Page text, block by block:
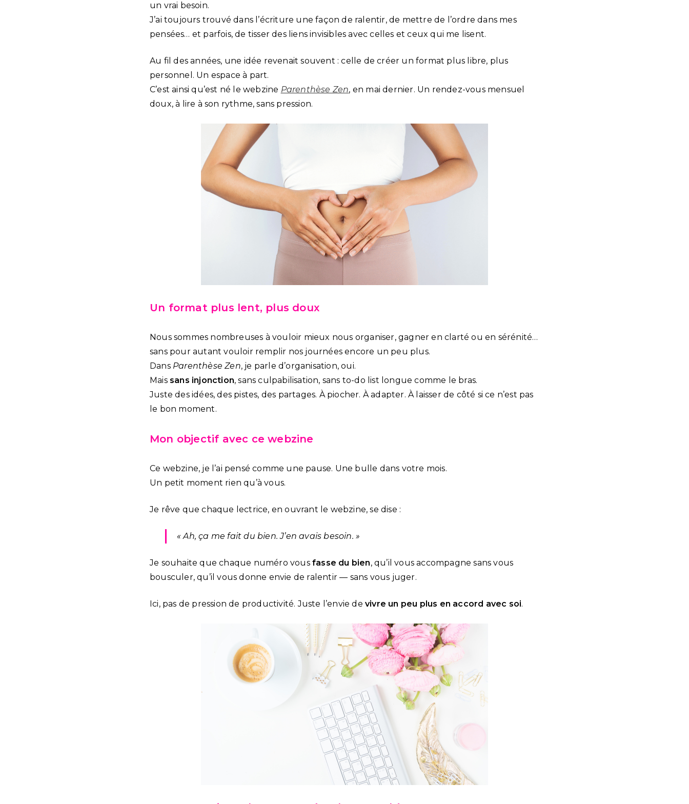
un vrai besoin.
J’ai toujours trouvé dans l’écriture une façon de ralentir, de mettre de l’ordre dans mes
pensées… et parfois, de tisser des liens invisibles avec celles et ceux qui me lisent.
Au fil des années, une idée revenait souvent : celle de créer un format plus libre, plus
personnel. Un espace à part.
C’est ainsi qu’est né le webzine Parenthèse Zen, en mai dernier. Un rendez-vous mensuel
doux, à lire à son rythme, sans pression.
Un format plus lent, plus doux
Nous sommes nombreuses à vouloir mieux nous organiser, gagner en clarté ou en sérénité…
sans pour autant vouloir remplir nos journées encore un peu plus.
Dans Parenthèse Zen, je parle d’organisation, oui.
Mais sans injonction, sans culpabilisation, sans to-do list longue comme le bras.
Juste des idées, des pistes, des partages. À piocher. À adapter. À laisser de côté si ce n’est pas
le bon moment.
Mon objectif avec ce webzine
Ce webzine, je l’ai pensé comme une pause. Une bulle dans votre mois.
Un petit moment rien qu’à vous.
Je rêve que chaque lectrice, en ouvrant le webzine, se dise :
« Ah, ça me fait du bien. J’en avais besoin. »
Je souhaite que chaque numéro vous fasse du bien, qu’il vous accompagne sans vous
bousculer, qu’il vous donne envie de ralentir — sans vous juger.
Ici, pas de pression de productivité. Juste l’envie de vivre un peu plus en accord avec soi.